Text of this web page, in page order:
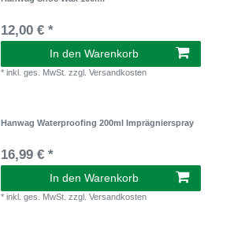
12,00 € *
In den Warenkorb
*inkl. ges. MwSt. zzgl.Versandkosten
Hanwag Waterproofing 200ml Imprägnierspray
16,99 € *
In den Warenkorb
*inkl. ges. MwSt. zzgl.Versandkosten